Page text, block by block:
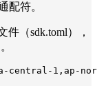
配符。
（sdk.toml），
central-1,ap-